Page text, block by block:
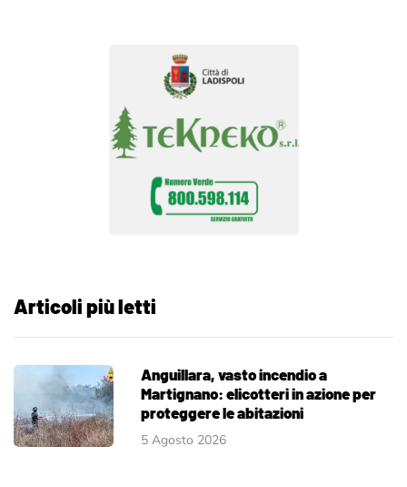
Articoli più letti
Anguillara, vasto incendio a
Martignano: elicotteri in azione per
proteggere le abitazioni
5 Agosto 2026